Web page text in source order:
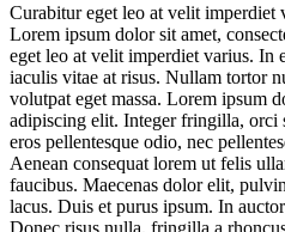
Curabitur eget leo at velit imperdiet
Lorem ipsum dolor sit amet,
eget leo at velit imperdiet varius. In
iaculis vitae at risus. Nullam tortor
volutpat eget massa. Lorem ipsum
adipiscing elit. Integer fringilla, orci
eros pellentesque odio, nec
Aenean consequat lorem ut felis
faucibus. Maecenas dolor elit,
lacus. Duis et purus ipsum. In
Donec risus nulla, fringilla a